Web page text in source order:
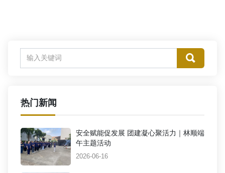
热门新闻
安全赋能促发展 团建凝心聚活力｜林顺端
午主题活动
2026-06-16